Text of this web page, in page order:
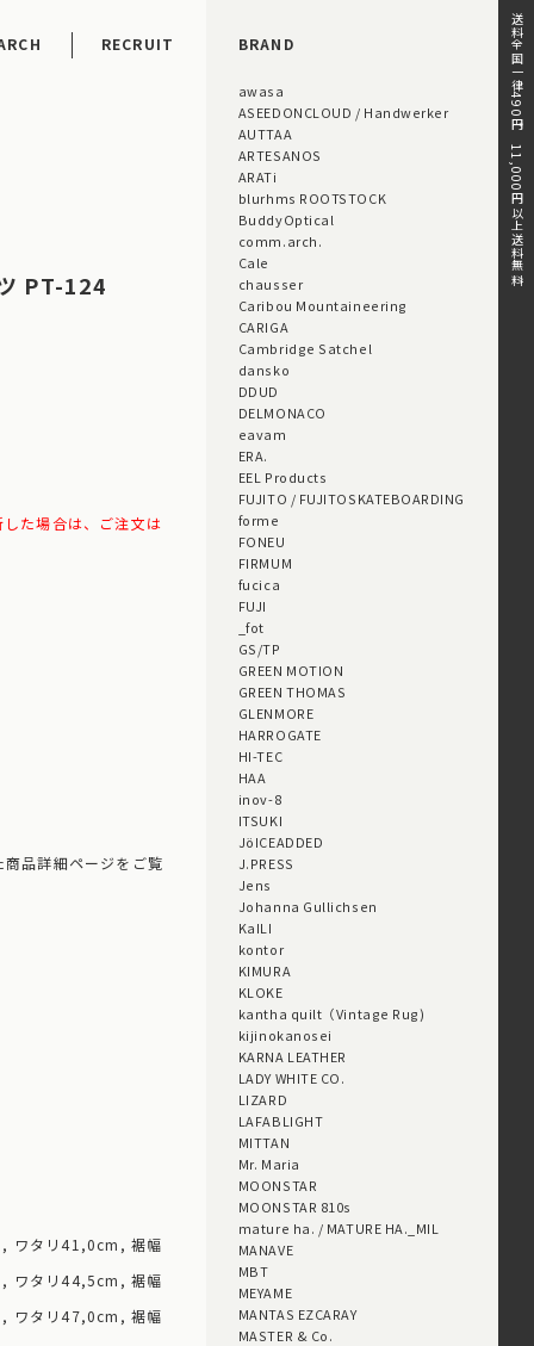
RECRUIT
PT-124
た場合は、ご注文は
品詳細ページをご覧
ワタリ41,0cm, 裾幅
ワタリ44,5cm, 裾幅
ワタリ47,0cm, 裾幅
BRAND
awasa
ASEEDONCLOUD / Handwerker
AUTTAA
ARTESANOS
ARATi
blurhms ROOTSTOCK
BuddyOptical
comm.arch.
Cale
chausser
Caribou Mountaineering
CARIGA
Cambridge Satchel
dansko
DDUD
DELMONACO
eavam
ERA.
EEL Products
FUJITO / FUJITOSKATEBOARDING
forme
FONEU
FIRMUM
fucica
FUJI
_fot
GS/TP
GREEN MOTION
GREEN THOMAS
GLENMORE
HARROGATE
HI-TEC
HAA
inov-8
ITSUKI
JöICEADDED
J.PRESS
Jens
Johanna Gullichsen
KaILI
kontor
KIMURA
KLOKE
kantha quilt（Vintage Rug)
kijinokanosei
KARNA LEATHER
LADY WHITE CO.
LIZARD
LAFABLIGHT
MITTAN
Mr. Maria
MOONSTAR
MOONSTAR 810s
mature ha. / MATURE HA._MIL
MANAVE
MBT
MEYAME
MANTAS EZCARAY
MASTER & Co.
送料全国一律490円。11,000円以上送料無料。